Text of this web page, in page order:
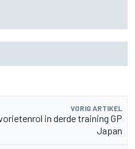
VORIG ARTIKEL
in derde training GP
Japan